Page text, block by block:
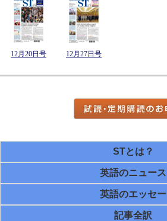
12月20日号 12月27日号
STとは？
英語のニュース
英語のエッセー
記事全訳